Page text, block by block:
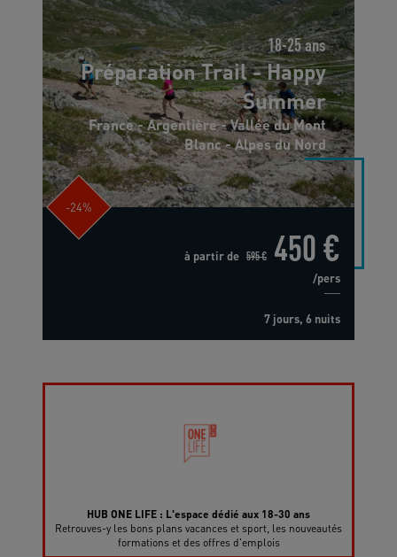
18-25 ans
Préparation Trail - Happy
Summer
France - Argentière - Vallée du Mont
Blanc - Alpes du Nord
-24%
à partir de 595 € 450 €
/pers
7 jours, 6 nuits
HUB ONE LIFE : L'espace dédié aux 18-30 ans
Retrouves-y les bons plans vacances et sport, les nouveautés
formations et des offres d'emplois